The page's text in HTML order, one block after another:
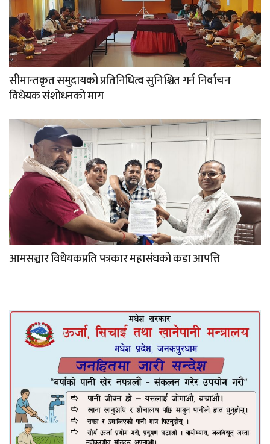
सीमान्तकृत समुदायको प्रतिनिधित्व सुनिश्चित गर्न निर्वाचन
विधेयक संशोधनको माग
आमसञ्चार विधेयकप्रति पत्रकार महासंघको कडा आपत्ति